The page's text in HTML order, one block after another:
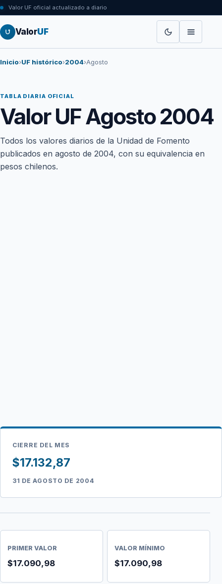
Valor UF oficial actualizado a diario
ValorUF
Inicio›UF histórico›2004›Agosto
TABLA DIARIA OFICIAL
Valor UF Agosto 2004
Todos los valores diarios de la Unidad de Fomento
publicados en agosto de 2004, con su equivalencia en
pesos chilenos.
CIERRE DEL MES
$17.132,87
31 DE AGOSTO DE 2004
PRIMER VALOR
$17.090,98
VALOR MÍNIMO
$17.090,98